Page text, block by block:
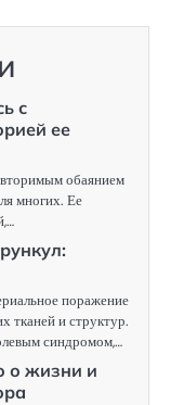
с
ее
обаянием
многих. Ее
поражение
тканей и структур.
синдромом,…
о жизни и